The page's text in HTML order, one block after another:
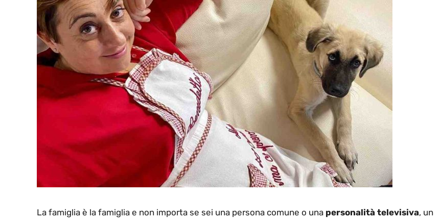
La famiglia è la famiglia e non importa se sei una persona comune o una personalità televisiva, un